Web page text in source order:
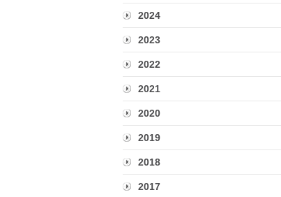
2024
2023
2022
2021
2020
2019
2018
2017